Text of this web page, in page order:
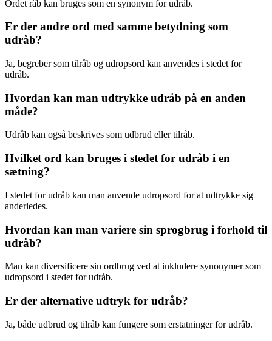
Ordet råb kan bruges som en synonym for udråb.
Er der andre ord med samme betydning som
udråb?
Ja, begreber som tilråb og udropsord kan anvendes i stedet for
udråb.
Hvordan kan man udtrykke udråb på en anden
måde?
Udråb kan også beskrives som udbrud eller tilråb.
Hvilket ord kan bruges i stedet for udråb i en
sætning?
I stedet for udråb kan man anvende udropsord for at udtrykke sig
anderledes.
Hvordan kan man variere sin sprogbrug i forhold til
udråb?
Man kan diversificere sin ordbrug ved at inkludere synonymer som
udropsord i stedet for udråb.
Er der alternative udtryk for udråb?
Ja, både udbrud og tilråb kan fungere som erstatninger for udråb.